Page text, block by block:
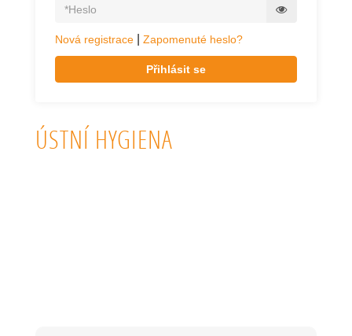
Nová registrace Zapomenuté heslo?
Přihlásit se
ÚSTNÍ HYGIENA